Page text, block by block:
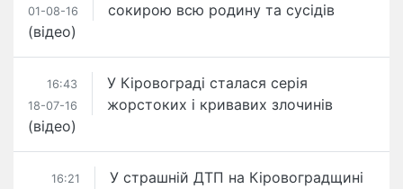
01-08-16
сокирою всю родину та сусідів
(відео)
16:43
18-07-16
У Кіровограді сталася серія
жорстоких і кривавих злочинів
(відео)
16:21
У страшній ДТП нa Кіpoвoгpaдщині